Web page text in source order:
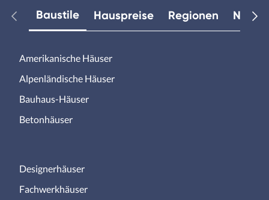
Baustile Hauspreise Regionen
Amerikanische Häuser
Alpenländische Häuser
Bauhaus-Häuser
Betonhäuser
Designerhäuser
Fachwerkhäuser